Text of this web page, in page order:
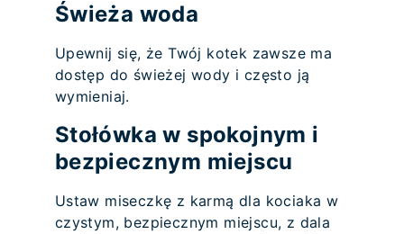
Świeża woda
Upewnij się, że Twój kotek zawsze ma
dostęp do świeżej wody i często ją
wymieniaj.
Stołówka w spokojnym i
bezpiecznym miejscu
Ustaw miseczkę z karmą dla kociaka w
czystym, bezpiecznym miejscu, z dala